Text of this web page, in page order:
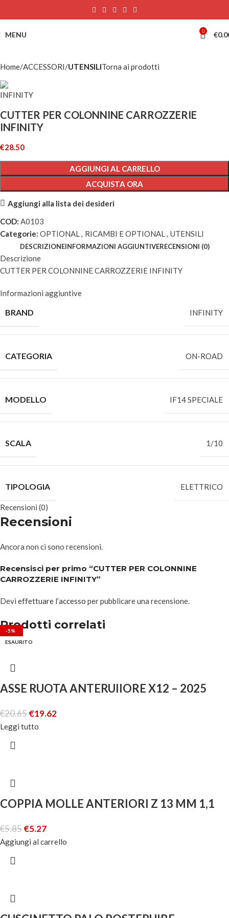
MENU 0 €
Home ACCESSORI UTENSILITorna ai prodotti
CUTTER PER COLONNINE CARROZZERIE
INFINITY
€28.50
AGGIUNGI AL CARRELLO
ACQUISTA ORA
Aggiungi alla lista dei desideri
COD: A0103
Categorie: OPTIONAL, RICAMBI E OPTIONAL, UTENSILI
DESCRIZIONEINFORMAZIONI AGGIUNTIVERECENSIONI (0)
Descrizione
CUTTER PER COLONNINE CARROZZERIE INFINITY
Informazioni aggiuntive
BRAND INFINITY
CATEGORIA ON-ROAD
MODELLO IF14 SPECIALE
SCALA 1/10
TIPOLOGIA ELETTRICO
Recensioni (0)
Recensioni
Ancora non ci sono recensioni.
Recensisci per primo “CUTTER PER COLONNINE
CARROZZERIE INFINITY”
Devi effettuare l’accesso per pubblicare una recensione.
Prodotti correlati
-5%
ESAURITO
ASSE RUOTA ANTERUIIORE X12 – 2025
€20.65€19.62
Leggi tutto
-10%
COPPIA MOLLE ANTERIORI Z 13 MM 1,1
€5.85€5.27
Aggiungi al carrello
-5%
ESAURITO
-20%
-5%
-5%
ESAURITO
-5%
ESAURITO
-5%
ESAURITO